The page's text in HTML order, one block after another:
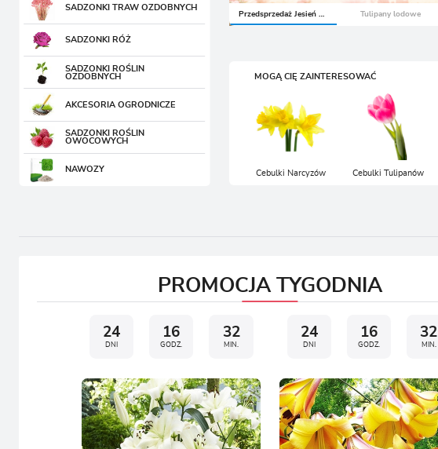
SADZONKI RÓŻ
SADZONKI ROŚLIN
OZDOBNYCH
AKCESORIA OGRODNICZE
SADZONKI ROŚLIN
OWOCOWYCH
NAWOZY
ZALOGUJ SIĘ
SADZONKI TRAW OZDOBNYCH
SADZONKI RÓŻ
SADZONKI ROŚLIN
OZDOBNYCH
AKCESORIA OGRODNICZE
SADZONKI ROŚLIN
OWOCOWYCH
NAWOZY
MOGĄ CIĘ ZAINTERESOWAĆ
Cebulki Narcyzów Cebulki Tulipanów
PROMOCJA TYGODNIA
24 16 32 24 16 32